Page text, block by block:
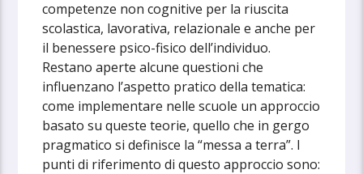
competenze non cognitive per la riuscita
scolastica, lavorativa, relazionale e anche per
il benessere psico-fisico dell’individuo.
Restano aperte alcune questioni che
influenzano l’aspetto pratico della tematica:
come implementare nelle scuole un approccio
basato su queste teorie, quello che in gergo
pragmatico si definisce la “messa a terra”. I
punti di riferimento di questo approccio sono: